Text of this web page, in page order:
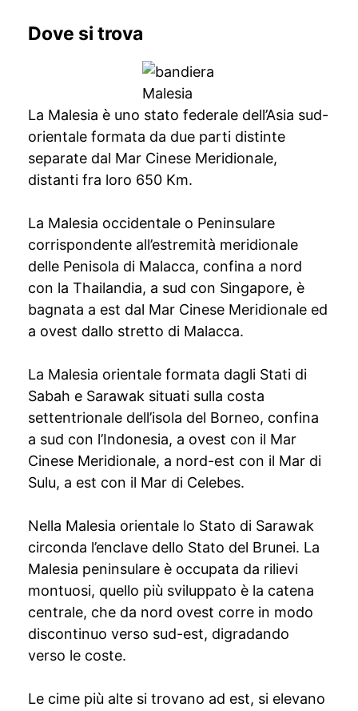
Dove si trova
La Malesia è uno stato federale dell’Asia sud-
orientale formata da due parti distinte
separate dal Mar Cinese Meridionale,
distanti fra loro 650 Km.
La Malesia occidentale o Peninsulare
corrispondente all’estremità meridionale
delle Penisola di Malacca, confina a nord
con la Thailandia, a sud con Singapore, è
bagnata a est dal Mar Cinese Meridionale ed
a ovest dallo stretto di Malacca.
La Malesia orientale formata dagli Stati di
Sabah e Sarawak situati sulla costa
settentrionale dell’isola del Borneo, confina
a sud con l’Indonesia, a ovest con il Mar
Cinese Meridionale, a nord-est con il Mar di
Sulu, a est con il Mar di Celebes.
Nella Malesia orientale lo Stato di Sarawak
circonda l’enclave dello Stato del Brunei. La
Malesia peninsulare è occupata da rilievi
montuosi, quello più sviluppato è la catena
centrale, che da nord ovest corre in modo
discontinuo verso sud-est, digradando
verso le coste.
Le cime più alte si trovano ad est, si elevano